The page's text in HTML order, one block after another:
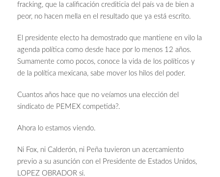
fracking, que la calificación crediticia del país va de bien a
peor, no hacen mella en el resultado que ya está escrito.
El presidente electo ha demostrado que mantiene en vilo la
agenda política como desde hace por lo menos 12 años.
Sumamente como pocos, conoce la vida de los políticos y
de la política mexicana, sabe mover los hilos del poder.
Cuantos años hace que no veíamos una elección del
sindicato de PEMEX competida?.
Ahora lo estamos viendo.
Ni Fox, ni Calderón, ni Peña tuvieron un acercamiento
previo a su asunción con el Presidente de Estados Unidos,
LOPEZ OBRADOR si.